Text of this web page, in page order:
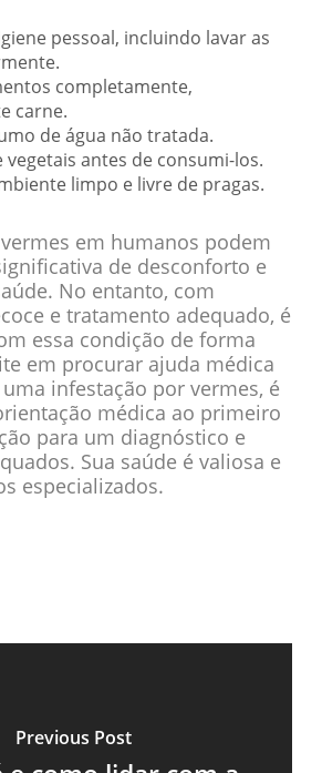
pessoal, incluindo lavar as
completamente,
carne.
de água não tratada.
vegetais antes de consumi-los.
limpo e livre de pragas.
em humanos podem
de desconforto e
No entanto, com
e tratamento adequado, é
essa condição de forma
em procurar ajuda médica
infestação por vermes, é
médica ao primeiro
para um diagnóstico e
Sua saúde é valiosa e
especializados.
Previous Post